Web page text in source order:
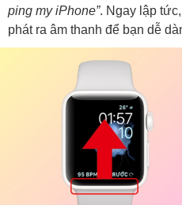
ping my iPhone”. Ngay lập
phát ra âm thanh để bạn dễ